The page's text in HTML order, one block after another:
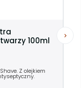
100ml
Z olejkiem